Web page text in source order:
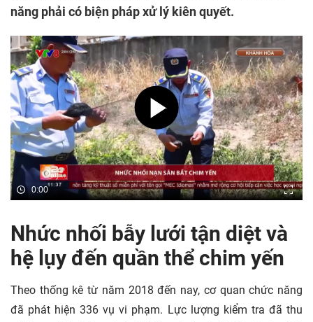
năng phải có biện pháp xử lý kiên quyết.
0:00
Nhức nhối bẫy lưới tận diệt và
hệ lụy đến quần thể chim yến
Theo thống kê từ năm 2018 đến nay, cơ quan chức năng
đã phát hiện 336 vụ vi phạm. Lực lượng kiểm tra đã thu